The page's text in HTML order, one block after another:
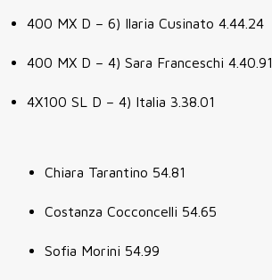
400 MX D – 6) Ilaria Cusinato 4.44.24
400 MX D – 4) Sara Franceschi 4.40.91
4X100 SL D – 4) Italia 3.38.01
Chiara Tarantino 54.81
Costanza Cocconcelli 54.65
Sofia Morini 54.99